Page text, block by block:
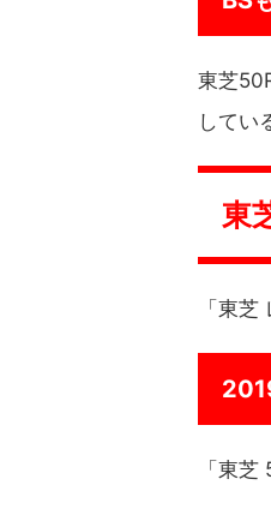
東芝
してい
東
「東
「東